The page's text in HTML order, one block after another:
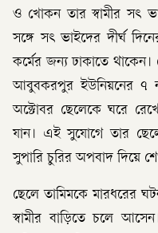
ও খোকন তার স্বামীর সৎ
সঙ্গে সৎ ভাইদের দীর্ঘ
কর্মের জন্য ঢাকাতে থাকেন।
আবুবকরপুর ইউনিয়নের ৭
অক্টোবর ছেলেকে ঘরে
যান। এই সুযোগে তার
সুপারি চুরির অপবাদ দিয়ে
ছেলে তামিমকে মারধরের
স্বামীর বাড়িতে চলে